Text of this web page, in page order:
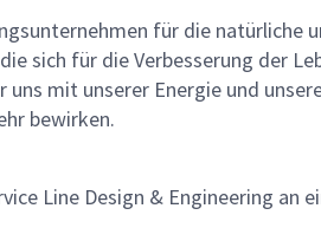
für die natürliche
sich für die Verbesserung der
mit unserer Energie und
bewirken.
Line Design & Engineering an